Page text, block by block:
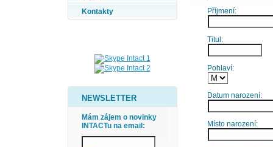
Kontakty
NEWSLETTER
Mám zájem o novinky
INTACTu na email:
Příjmení:
Titul:
Pohlaví:
Datum narození:
Místo narození: